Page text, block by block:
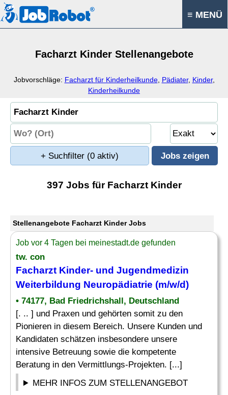
≡ MENÜ
Facharzt Kinder Stellenangebote
Jobvorschläge: Facharzt für Kinderheilkunde, Pädiater, Kinder,
Kinderheilkunde
+ Suchfilter (0 aktiv)
397 Jobs für Facharzt Kinder
Stellenangebote Facharzt Kinder Jobs
Job vor 4 Tagen bei meinestadt.de gefunden
tw. con
Facharzt Kinder- und Jugendmedizin
Weiterbildung Neuropädiatrie (m/w/d)
• 74177, Bad Friedrichshall, Deutschland
[. .. ] und Praxen und gehörten somit zu den
Pionieren in diesem Bereich. Unsere Kunden und
Kandidaten schätzen insbesondere unsere
intensive Betreuung sowie die kompetente
Beratung in den Vermittlungs-Projekten. [...]
MEHR INFOS ZUM STELLENANGEBOT